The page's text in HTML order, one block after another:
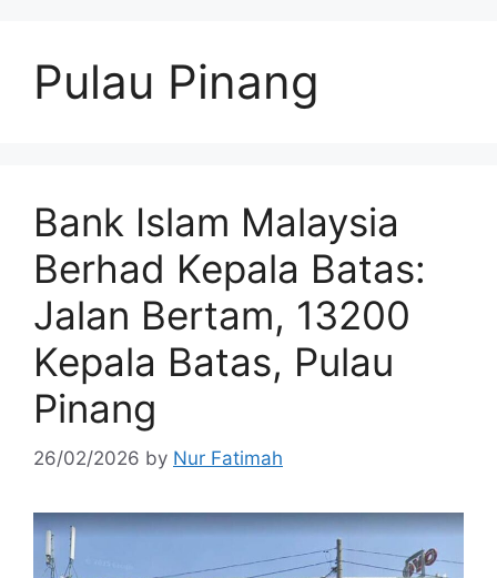
Pulau Pinang
Bank Islam Malaysia
Berhad Kepala Batas:
Jalan Bertam, 13200
Kepala Batas, Pulau
Pinang
26/02/2026 by Nur Fatimah